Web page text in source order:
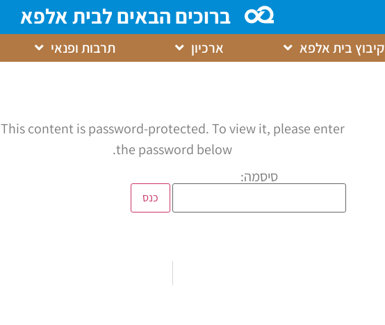
ברוכים הבאים לבית אלפא
קיבוץ בית אלפא ארכיון תרבות ופנאי
This content is password-protected. To view it, please enter
the password below.
סיסמה: